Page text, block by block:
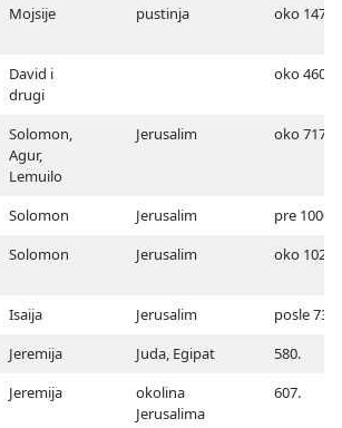
Mojsije pustinja oko 1473.
David i
drugi
oko 460.
Solomon,
Agur,
Lemuilo
Jerusalim oko 717.
Solomon Jerusalim
pre 1000.
Solomon Jerusalim oko 1020.
Isaija Jerusalim
posle 732.
Jeremija Juda, Egipat
580.
Jeremija
okolina
Jerusalima
607.